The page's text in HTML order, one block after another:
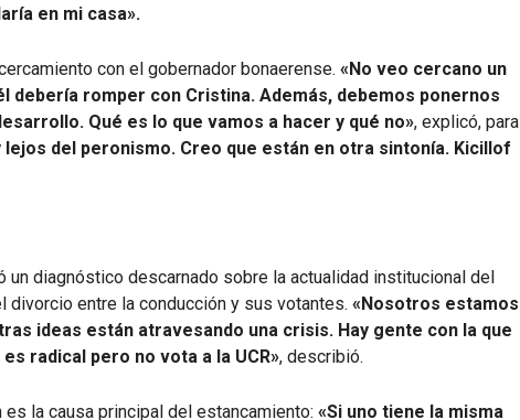
en mi casa».
con el gobernador bonaerense. «No veo cercano un
debería romper con Cristina. Además, debemos ponernos
Qué es lo que vamos a hacer y qué no», explicó, para
lejos del peronismo. Creo que están en otra sintonía. Kicillof
un diagnóstico descarnado sobre la actualidad institucional del
divorcio entre la conducción y sus votantes. «Nosotros estamos
ideas están atravesando una crisis. Hay gente con la que
radical pero no vota a la UCR», describió.
la causa principal del estancamiento: «Si uno tiene la misma